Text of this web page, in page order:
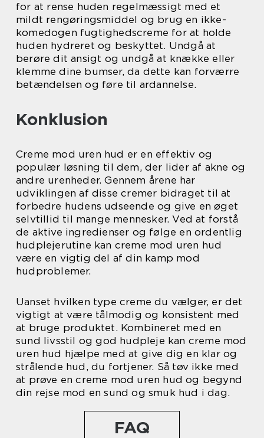
for at rense huden regelmæssigt med et
mildt rengøringsmiddel og brug en ikke-
komedogen fugtighedscreme for at holde
huden hydreret og beskyttet. Undgå at
berøre dit ansigt og undgå at knække eller
klemme dine bumser, da dette kan forværre
betændelsen og føre til ardannelse.
Konklusion
Creme mod uren hud er en effektiv og
populær løsning til dem, der lider af akne og
andre urenheder. Gennem årene har
udviklingen af disse cremer bidraget til at
forbedre hudens udseende og give en øget
selvtillid til mange mennesker. Ved at forstå
de aktive ingredienser og følge en ordentlig
hudplejerutine kan creme mod uren hud
være en vigtig del af din kamp mod
hudproblemer.
Uanset hvilken type creme du vælger, er det
vigtigt at være tålmodig og konsistent med
at bruge produktet. Kombineret med en
sund livsstil og god hudpleje kan creme mod
uren hud hjælpe med at give dig en klar og
strålende hud, du fortjener. Så tøv ikke med
at prøve en creme mod uren hud og begynd
din rejse mod en sund og smuk hud i dag.
FAQ